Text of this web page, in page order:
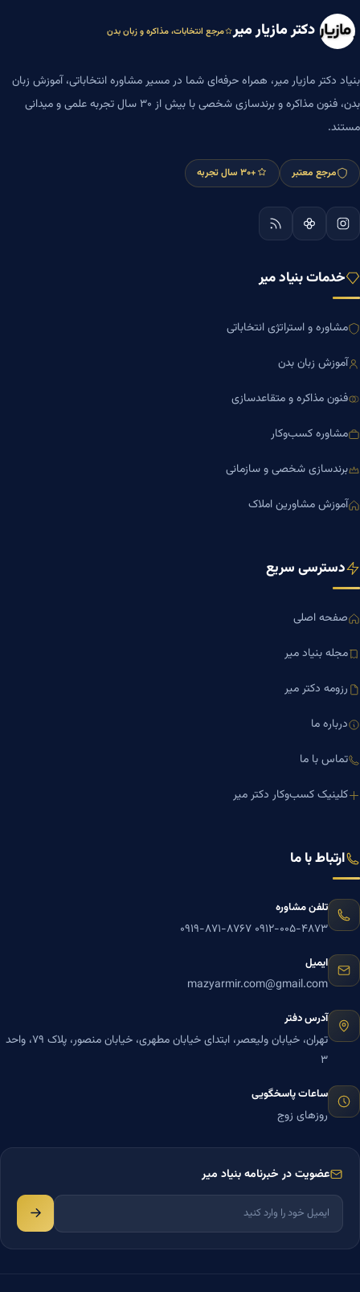
دکتر مازیار میر مرجع انتخابات، مذاکره و زبان بدن
بنیاد دکتر مازیار میر، همراه حرفه‌ای شما در مسیر مشاوره انتخاباتی، آموزش زبان
بدن، فنون مذاکره و برندسازی شخصی با بیش از ۳۰ سال تجربه علمی و میدانی
مستند.
مرجع معتبر +۳۰ سال تجربه
خدمات بنیاد میر
مشاوره و استراتژی انتخاباتی
آموزش زبان بدن
فنون مذاکره و متقاعدسازی
مشاوره کسب‌وکار
برندسازی شخصی و سازمانی
آموزش مشاورین املاک
دسترسی سریع
صفحه اصلی
مجله بنیاد میر
رزومه دکتر میر
درباره ما
تماس با ما
کلینیک کسب‌وکار دکتر میر
ارتباط با ما
تلفن مشاوره
۰۹۱۲-۰۰۵-۴۸۷۳ ۰۹۱۹-۸۷۱-۸۷۶۷
ایمیل
mazyarmir.com@gmail.com
آدرس دفتر
تهران، خیابان ولیعصر، ابتدای خیابان مطهری، خیابان منصور، پلاک ۷۹، واحد
۳
ساعات پاسخگویی
روزهای زوج
عضویت در خبرنامه بنیاد میر